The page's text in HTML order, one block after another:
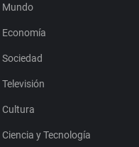
Mundo
Economía
Sociedad
Televisión
Cultura
Ciencia y Tecnología